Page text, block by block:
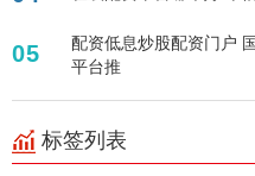
05
配资低息炒股配资门户
平台推
标签列表